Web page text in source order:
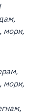
мори,
мори,